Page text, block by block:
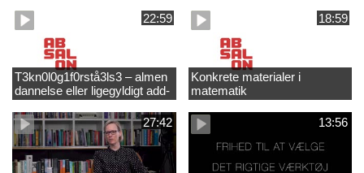
22:59
T3kn0l0g1f0rstå3ls3 – almen
dannelse eller ligegyldigt add-
on?
18:59
Konkrete materialer i
matematik
27:42 13:56